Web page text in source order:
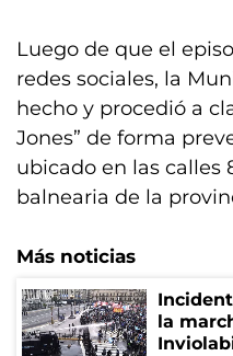
Luego de que el
redes sociales, la
hecho y procedió a
Jones” de forma
ubicado en las calles
balnearia de la
Más noticias
la